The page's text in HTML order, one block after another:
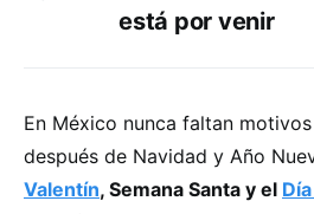
está por venir
En México nunca faltan
después de Navidad y Año
Valentín, Semana Santa y el